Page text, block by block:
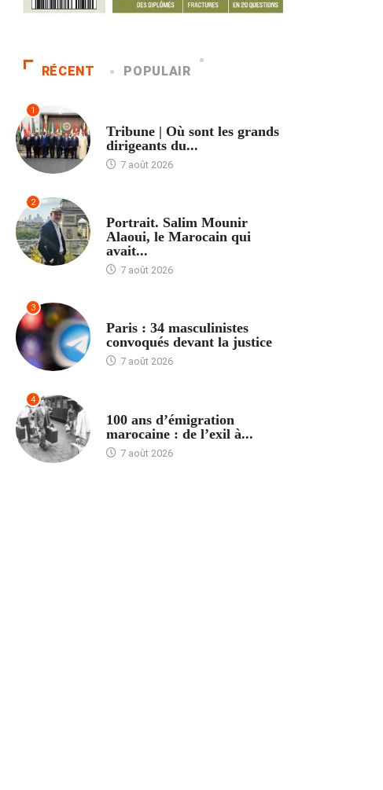
RÉCENT POPULAIR
1
Tribune | Où sont les grands
dirigeants du...
7 août 2026
2
Portrait. Salim Mounir
Alaoui, le Marocain qui
avait...
7 août 2026
3
Paris : 34 masculinistes
convoqués devant la justice
7 août 2026
4
100 ans d’émigration
marocaine : de l’exil à...
7 août 2026